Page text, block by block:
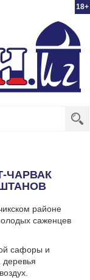
18+
ЧАРВАК
районе
саженцев
сафоры и